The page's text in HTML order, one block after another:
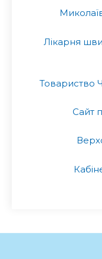
Лікарня
Товариство
Сайт